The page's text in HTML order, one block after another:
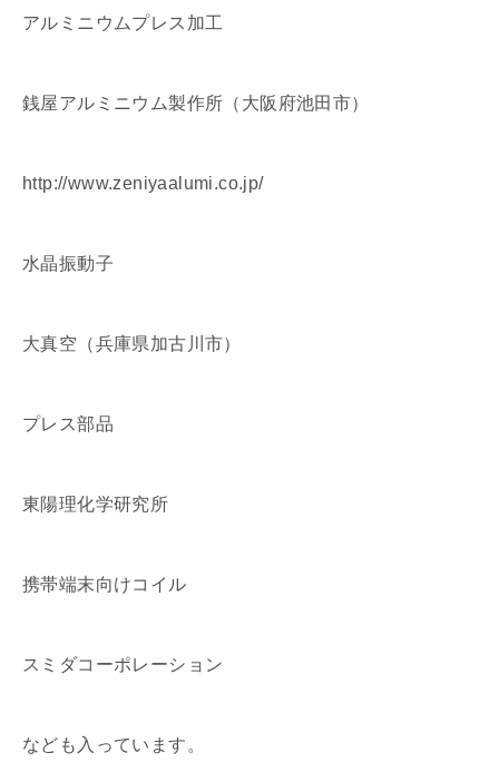
アルミニウムプレス加工
銭屋アルミニウム製作所（大阪府池田市）
http://www.zeniyaalumi.co.jp/
水晶振動子
大真空（兵庫県加古川市）
プレス部品
東陽理化学研究所
携帯端末向けコイル
スミダコーポレーション
なども入っています。